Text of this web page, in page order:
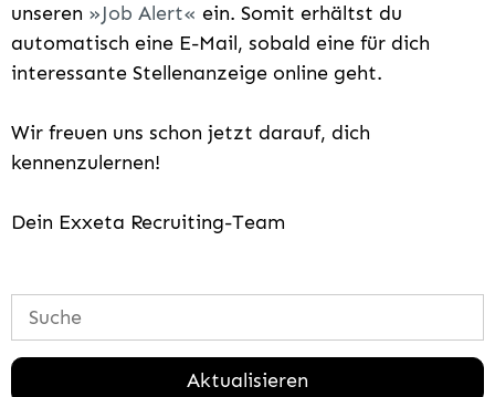
unseren
Job Alert
ein. Somit erhältst du
automatisch eine E-Mail, sobald eine für dich
interessante Stellenanzeige online geht.
Wir freuen uns schon jetzt darauf, dich
kennenzulernen!
Dein Exxeta Recruiting-Team
Aktualisieren